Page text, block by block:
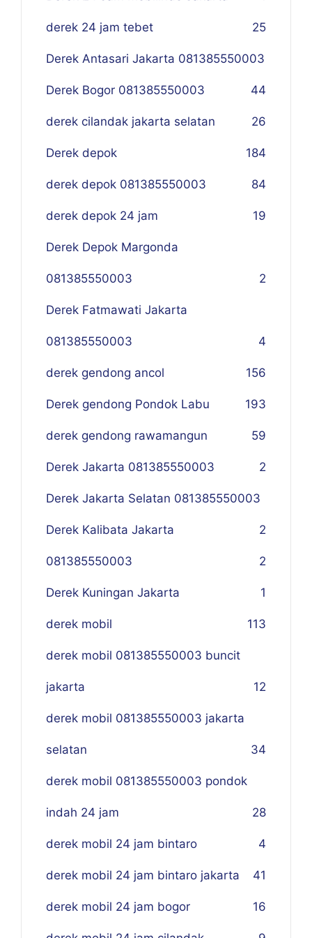
derek 24 jam tebet 25
Derek Antasari Jakarta 081385550003
4
Derek Bogor 081385550003 4
derek cilandak jakarta selatan 26
Derek depok 184
derek depok 081385550003 84
derek depok 24 jam 19
Derek Depok Margonda
081385550003 2
Derek Fatmawati Jakarta
081385550003 4
derek gendong ancol 156
Derek gendong Pondok Labu 193
derek gendong rawamangun 59
Derek Jakarta 081385550003 2
Derek Jakarta Selatan 081385550003
2
Derek Kalibata Jakarta
081385550003 2
Derek Kuningan Jakarta 1
derek mobil 113
derek mobil 081385550003 buncit
jakarta 12
derek mobil 081385550003 jakarta
selatan 34
derek mobil 081385550003 pondok
indah 24 jam 28
derek mobil 24 jam bintaro 4
derek mobil 24 jam bintaro jakarta 41
derek mobil 24 jam bogor 16